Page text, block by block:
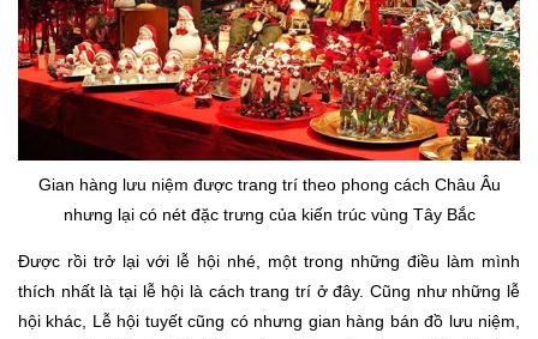
Gian hàng lưu niệm được trang trí theo phong cách Châu Âu
nhưng lại có nét đặc trưng của kiến trúc vùng Tây Bắc
Được rồi trở lại với lễ hội nhé, một trong những điều làm mình
thích nhất là tại lễ hội là cách trang trí ở đây. Cũng như những lễ
hội khác, Lễ hội tuyết cũng có nhưng gian hàng bán đồ lưu niệm,